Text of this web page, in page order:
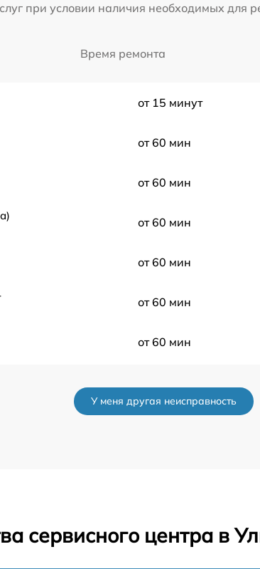
при условии наличия необходимых для
Время ремонта
от 15 минут
от 60 мин
от 60 мин
от 60 мин
от 60 мин
от 60 мин
от 60 мин
от 60 мин
У меня другая неисправность
сервисного центра в